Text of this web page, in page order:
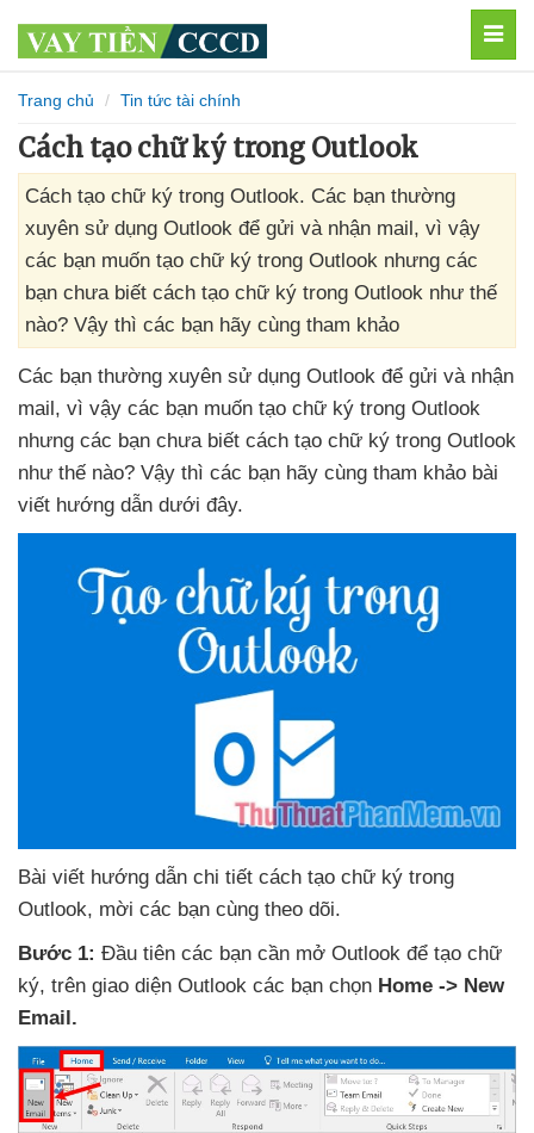
Trang chủ Tin tức tài chính
Cách tạo chữ ký trong Outlook
Cách tạo chữ ký trong Outlook. Các bạn thường
xuyên sử dụng Outlook để gửi và nhận mail, vì vậy
các bạn muốn tạo chữ ký trong Outlook nhưng các
bạn chưa biết cách tạo chữ ký trong Outlook như thế
nào? Vậy thì các bạn hãy cùng tham khảo
Các bạn thường xuyên sử dụng Outlook để gửi và nhận
mail, vì vậy các bạn muốn tạo chữ ký trong Outlook
nhưng các bạn chưa biết cách tạo chữ ký trong Outlook
như thế nào? Vậy thì các bạn hãy cùng tham khảo bài
viết hướng dẫn dưới đây.
Bài viết hướng dẫn chi tiết cách tạo chữ ký trong
Outlook, mời các bạn cùng theo dõi.
Bước 1: Đầu tiên các bạn cần mở Outlook để tạo chữ
ký, trên giao diện Outlook các bạn chọn Home -> New
Email.